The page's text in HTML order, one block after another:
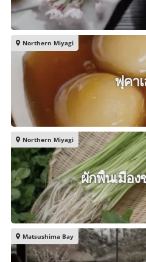
Northern Miyagi
ฟุคา
Northern Miyagi
ผักพื้นเมือง
Matsushima Bay